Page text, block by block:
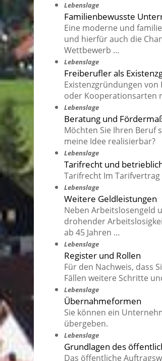
Lebenslage
Familienbewusste
Eine moderne und
und hierfür auch die
Wettbewerb …
Lebenslage
Freiberufler als
Existenzgründungen
oder Kooperationsarten
Lebenslage
Beratung und
Möchten Sie Ihren Beruf
meine Idee realisierbar?
Lebenslage
Tarifrecht und
Tarifrecht Im
Lebenslage
Weitere Geldleistungen
Neben Arbeitslosengeld
drohender
ab 45 Jahren …
Lebenslage
Register und Rollen
Für den Nachweis, dass
Fällen weitere Schritte
Lebenslage
Übernahmeformen
Sie können ein
übergeben.
Lebenslage
Grundlagen des
Das öffentliche